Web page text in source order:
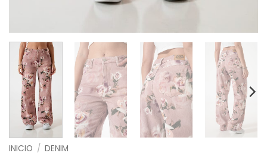
INICIO / DENIM